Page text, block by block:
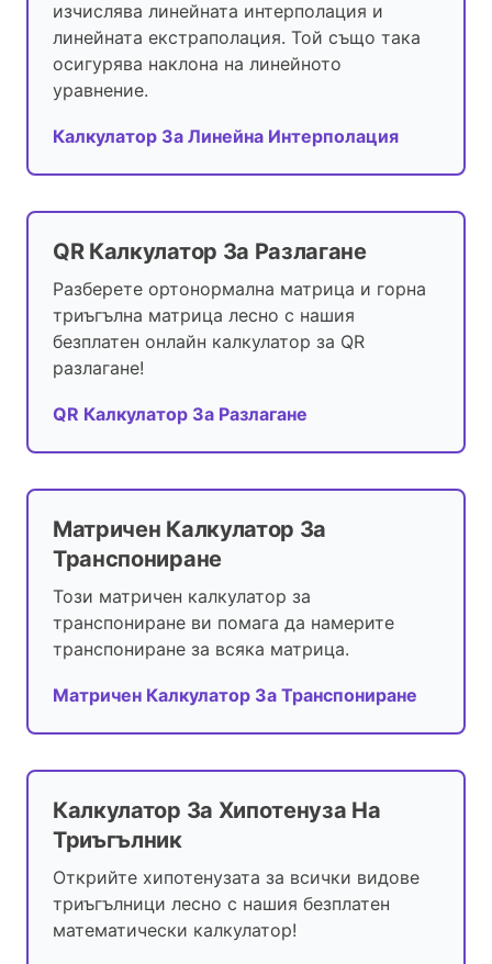
изчислява линейната интерполация и
линейната екстраполация. Той също така
осигурява наклона на линейното
уравнение.
Калкулатор За Линейна Интерполация
QR Калкулатор За Разлагане
Разберете ортонормална матрица и горна
триъгълна матрица лесно с нашия
безплатен онлайн калкулатор за QR
разлагане!
QR Калкулатор За Разлагане
Матричен Калкулатор За
Транспониране
Този матричен калкулатор за
транспониране ви помага да намерите
транспониране за всяка матрица.
Матричен Калкулатор За Транспониране
Калкулатор За Хипотенуза На
Триъгълник
Открийте хипотенузата за всички видове
триъгълници лесно с нашия безплатен
математически калкулатор!